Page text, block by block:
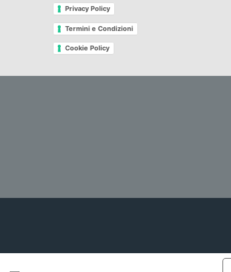
Privacy Policy
Termini e Condizioni
Cookie Policy